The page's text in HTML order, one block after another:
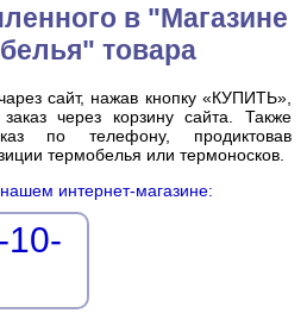
в "Магазине
товара
сайт, нажав кнопку «КУПИТЬ»,
через корзину сайта. Также
по телефону, продиктовав
термобелья или термоносков.
интернет-магазине:
10-